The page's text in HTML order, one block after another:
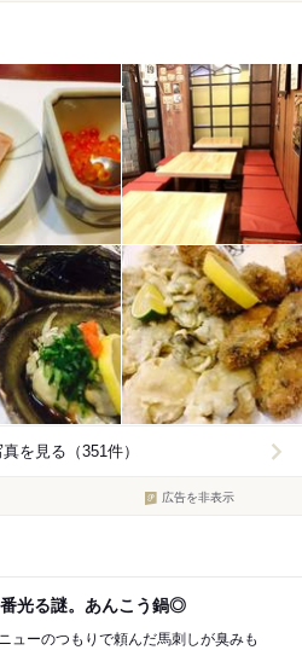
を見る（351件）
広告を非表示
光る謎。あんこう鍋◎
ューのつもりで頼んだ馬刺しが臭みも